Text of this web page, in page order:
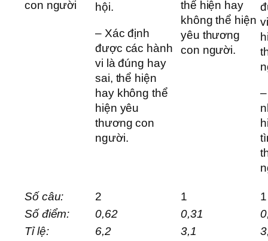
con người
hội.
– Xác định
được các hành
vi là đúng hay
sai, thể hiện
hay không thể
hiện yêu
thương con
người.
thể hiện hay
không thể hiện
yêu thương
con người.
Số câu: 2 1
1
Số điểm:
0,62 0,31
Tỉ lệ:
6,2 3,1